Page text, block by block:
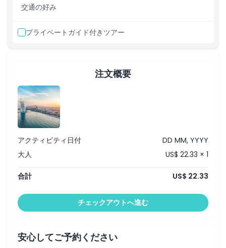
追加アドオン
注意事項
キャンセルポリシー
ホテルへお送り（降車）
ドバイ・マリーナ地区へ移動
パーム・ジュメイラへ移動
ブルジュ・アル・アラブへ移動
め）
シェイク・ザイード・ロードを通り旧ドバイへ向かう
象徴的な未来博物館の前で写真撮影
オールド・スパイス・スークとゴールド・スークを訪問
ホテルへお送り
交通の好み
プライベートガイド付きツアー
注文概要
アクティビティ日付
DD MM, YYYY
大人
US$ 22.33 × 1
合計 US$ 22.33
チェックアウトへ進む
安心してご予約ください